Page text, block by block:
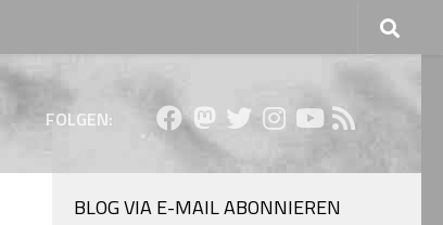
FOLGEN:
BLOG VIA E-MAIL ABONNIEREN